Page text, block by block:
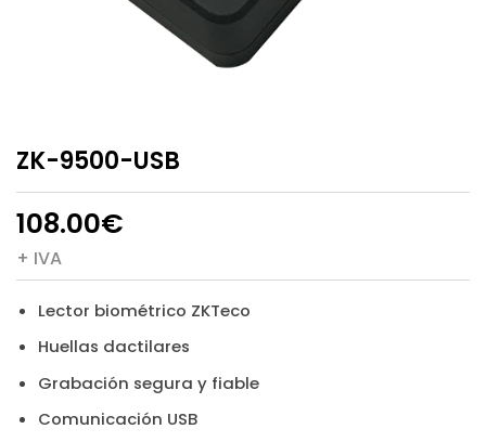
ZK-9500-USB
108.00€
+ IVA
Lector biométrico ZKTeco
Huellas dactilares
Grabación segura y fiable
Comunicación USB